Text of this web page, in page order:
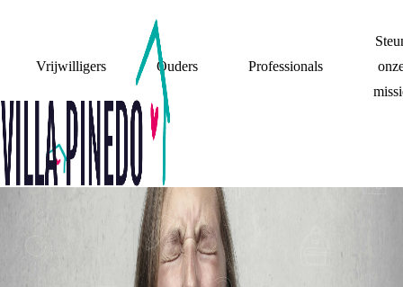
Vrijwilligers Ouders Professionals
MIJN OUDERS